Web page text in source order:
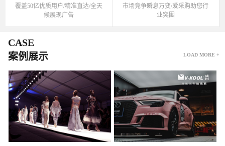
覆盖50亿优质用户/精准直达/全天
候展现广告
市场竞争瞬息万变/爱采购助您行
业突围
CASE
案例展示
LOAD MORE +